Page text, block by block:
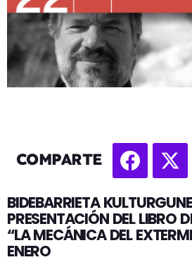
COMPARTE
BIDEBARRIETA
PRESENTACIÓN DEL LIBRO
“LA MECÁNICA DEL
ENERO